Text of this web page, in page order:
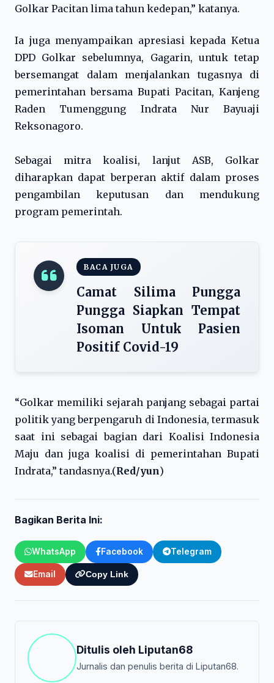
Golkar Pacitan lima tahun kedepan,” katanya.
Ia juga menyampaikan apresiasi kepada Ketua
DPD Golkar sebelumnya, Gagarin, untuk tetap
bersemangat dalam menjalankan tugasnya di
pemerintahan bersama Bupati Pacitan, Kanjeng
Raden Tumenggung Indrata Nur Bayuaji
Reksonagoro.
Sebagai mitra koalisi, lanjut ASB, Golkar
diharapkan dapat berperan aktif dalam proses
pengambilan keputusan dan mendukung
program pemerintah.
BACA JUGA
Camat Silima Pungga
Pungga Siapkan Tempat
Isoman Untuk Pasien
Positif Covid-19
“Golkar memiliki sejarah panjang sebagai partai
politik yang berpengaruh di Indonesia, termasuk
saat ini sebagai bagian dari Koalisi Indonesia
Maju dan juga koalisi di pemerintahan Bupati
Indrata,” tandasnya.(Red/yun)
Bagikan Berita Ini:
WhatsApp Facebook Telegram
Email Copy Link
Ditulis oleh Liputan68
Jurnalis dan penulis berita di Liputan68.